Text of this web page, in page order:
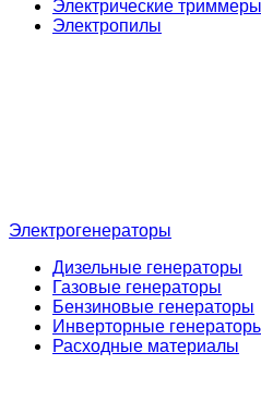
Электрические триммеры
Электропилы
Электрогенераторы
Дизельные генераторы
Газовые генераторы
Бензиновые генераторы
Инверторные
Расходные материалы